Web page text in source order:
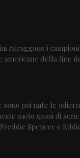
ritraggono i
americane della fine
sono poi nate le
moto quasi di
Spencer e